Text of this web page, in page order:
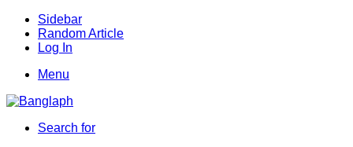
Sidebar
Random Article
Log In
Menu
Search for